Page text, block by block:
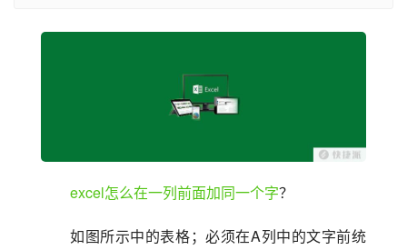
excel怎么在一列前面加同一个字？
如图所示中的表格；必须在A列中的文字前统